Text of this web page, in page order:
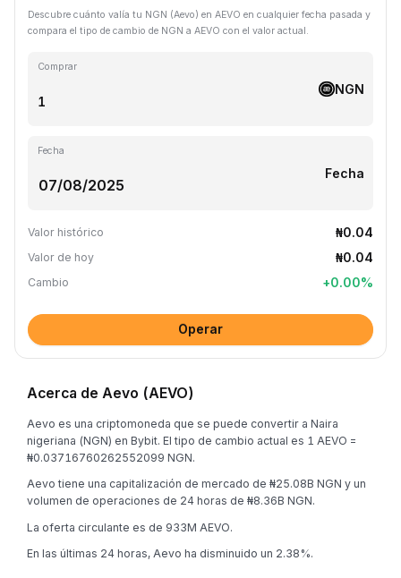
Descubre cuánto valía tu NGN (Aevo) en AEVO en cualquier fecha pasada y
compara el tipo de cambio de NGN a AEVO con el valor actual.
Comprar
NGN
Fecha
Fecha
Valor histórico ₦0.04
Valor de hoy ₦0.04
Cambio +0.00%
Operar
Acerca de Aevo (AEVO)
Aevo es una criptomoneda que se puede convertir a Naira
nigeriana (NGN) en Bybit. El tipo de cambio actual es 1 AEVO =
₦0.03716760262552099 NGN.
Aevo tiene una capitalización de mercado de ₦25.08B NGN y un
volumen de operaciones de 24 horas de ₦8.36B NGN.
La oferta circulante es de 933M AEVO.
En las últimas 24 horas, Aevo ha disminuido un 2.38%.